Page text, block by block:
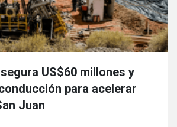
US$60 millones y
para acelerar
Juan